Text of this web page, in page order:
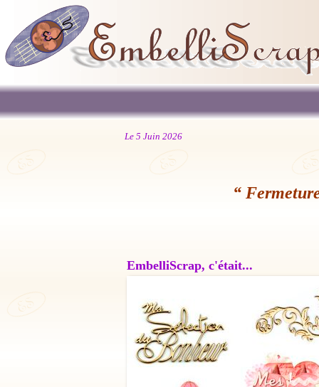
Le 5 Juin 2026
“
EmbelliScrap, c'était...